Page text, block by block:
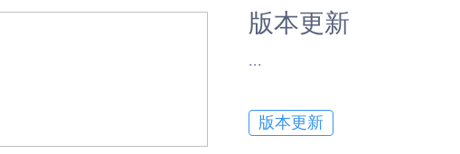
版本更新
​...
版本更新